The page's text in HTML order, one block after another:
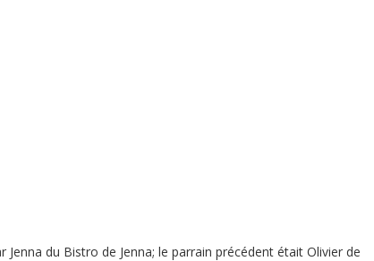
Jenna du Bistro de Jenna; le parrain précédent était Olivier de